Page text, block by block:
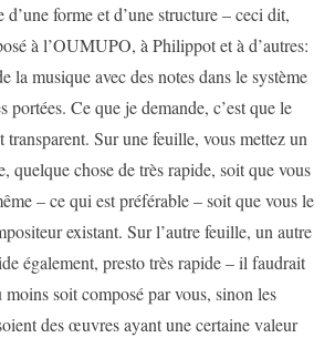
d’une forme et d’une structure – ceci dit,
à l’OUMUPO, à Philippot et à d’autres:
la musique avec des notes dans le système
portées. Ce que je demande, c’est que le
transparent. Sur une feuille, vous mettez un
quelque chose de très rapide, soit que vous
– ce qui est préférable – soit que vous le
existant. Sur l’autre feuille, un autre
également, presto très rapide – il faudrait
moins soit composé par vous, sinon les
des œuvres ayant une certaine valeur